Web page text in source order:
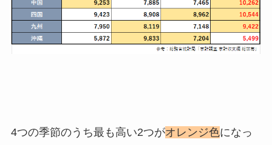
4つの季節のうち最も高い2つがオレンジ色になっ